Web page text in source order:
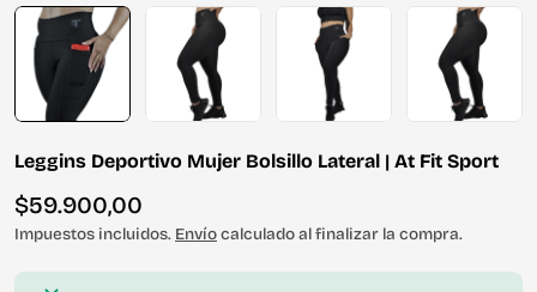
Leggins Deportivo Mujer Bolsillo Lateral | At Fit Sport
Precio
habitual
$59.900,00
Impuestos incluidos. Envíocalculado al finalizar la compra.